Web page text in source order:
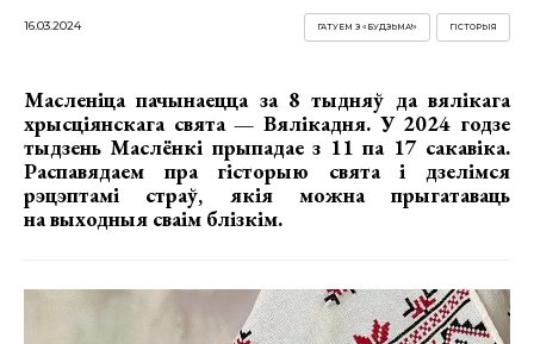
16.03.2024 ГІСТОРЫЯ
ГАТУЕМ З «БУДЗЬМА!»
Масленіца пачынаецца за 8 тыдняў да вялікага
хрысціянскага свята — Вялікадня. У 2024 годзе
тыдзень Маслёнкі прыпадае з 11 па 17 сакавіка.
Распавядаем пра гісторыю свята і дзелімся
рэцэптамі страў, якія можна прыгатаваць
на выходныя сваім блізкім.